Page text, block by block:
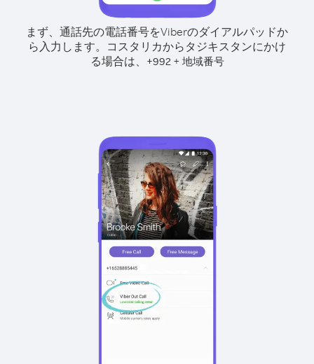
まず、通話先の電話番号をViberのダイアルパッドか
ら入力します。 コスタリカからタジキスタンにかけ
る場合は、
+992+ 地域番号